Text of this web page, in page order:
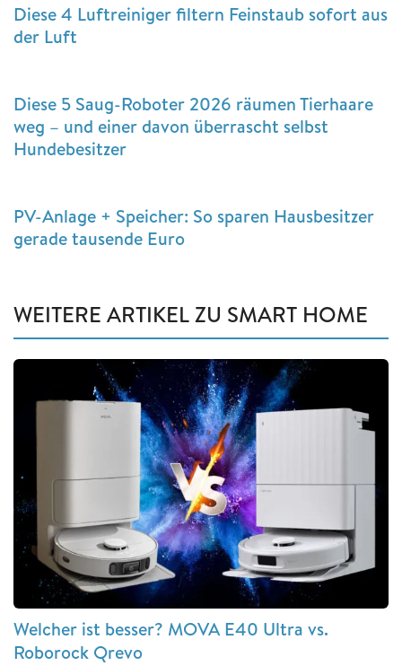
Diese 4 Luftreiniger filtern Feinstaub sofort aus
der Luft
Diese 5 Saug-Roboter 2026 räumen Tierhaare
weg – und einer davon überrascht selbst
Hundebesitzer
PV-Anlage + Speicher: So sparen Hausbesitzer
gerade tausende Euro
WEITERE ARTIKEL ZU SMART HOME
Welcher ist besser? MOVA E40 Ultra vs.
Roborock Qrevo